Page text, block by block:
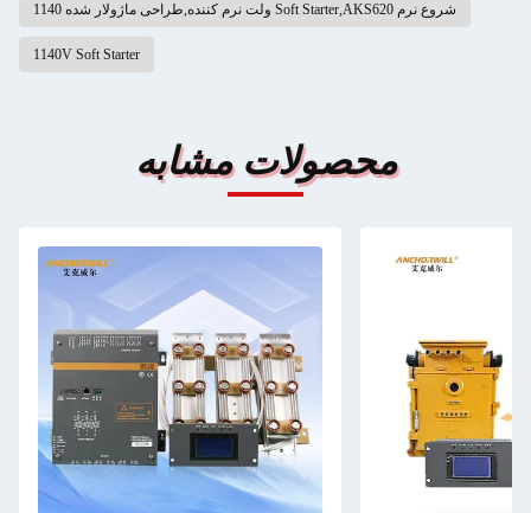
1140 ولت نرم کننده,طراحی ماژولار شده Soft Starter,AKS620 شروع نرم
1140V Soft Starter
محصولات مشابه